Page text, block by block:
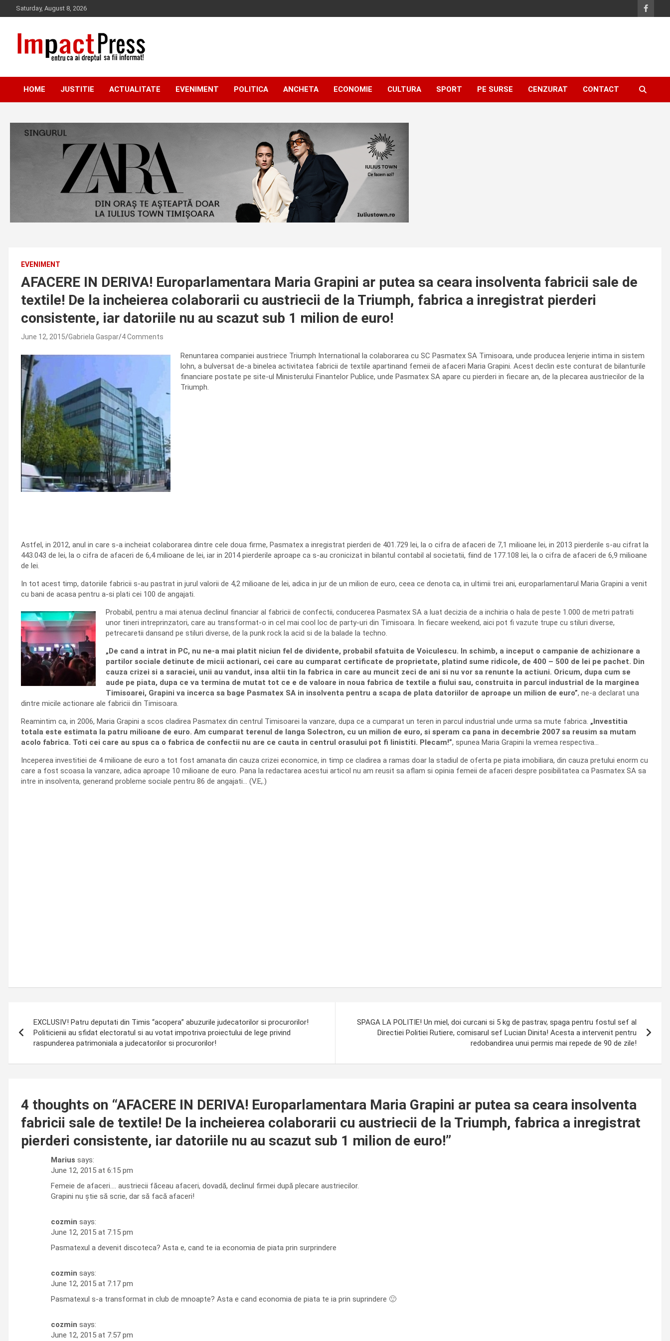
to
Saturday, August 8, 2026
IMPACTPRESS
HOME JUSTITIE ACTUALITATE EVENIMENT POLITICA ANCHETA ECONOMIE CULTURA SPORT PE SURSE CENZURAT CONTACT
EVENIMENT
AFACERE IN DERIVA! Europarlamentara Maria Grapini ar putea sa ceara insolventa fabricii sale de
textile! De la incheierea colaborarii cu austriecii de la Triumph, fabrica a inregistrat pierderi
consistente, iar datoriile nu au scazut sub 1 milion de euro!
June 12, 2015 Gabriela Gaspar 4 Comments
Renuntarea companiei austriece Triumph International la colaborarea cu SC Pasmatex SA Timisoara, unde producea lenjerie intima in sistem
lohn, a bulversat de-a binelea activitatea fabricii de textile apartinand femeii de afaceri Maria Grapini. Acest declin este conturat de bilanturile
financiare postate pe site-ul Ministerului Finantelor Publice, unde Pasmatex SA apare cu pierderi in fiecare an, de la plecarea austriecilor de la
Triumph.
Astfel, in 2012, anul in care s-a incheiat colaborarea dintre cele doua firme, Pasmatex a inregistrat pierderi de 401.729 lei, la o cifra de afaceri de 7,1 milioane lei, in 2013 pierderile s-au cifrat la
443.043 de lei, la o cifra de afaceri de 6,4 milioane de lei, iar in 2014 pierderile aproape ca s-au cronicizat in bilantul contabil al societatii, fiind de 177.108 lei, la o cifra de afaceri de 6,9 milioane
de lei.
In tot acest timp, datoriile fabricii s-au pastrat in jurul valorii de 4,2 milioane de lei, adica in jur de un milion de euro, ceea ce denota ca, in ultimii trei ani, europarlamentarul Maria Grapini a venit
cu bani de acasa pentru a-si plati cei 100 de angajati.
Probabil, pentru a mai atenua declinul financiar al fabricii de confectii, conducerea Pasmatex SA a luat decizia de a inchiria o hala de peste 1.000 de metri patrati
unor tineri intreprinzatori, care au transformat-o in cel mai cool loc de party-uri din Timisoara. In fiecare weekend, aici pot fi vazute trupe cu stiluri diverse,
petrecaretii dansand pe stiluri diverse, de la punk rock la acid si de la balade la techno.
„De cand a intrat in PC, nu ne-a mai platit niciun fel de dividente, probabil sfatuita de Voiculescu. In schimb, a inceput o campanie de achizionare a
partilor sociale detinute de micii actionari, cei care au cumparat certificate de proprietate, platind sume ridicole, de 400 – 500 de lei pe pachet. Din
cauza crizei si a saraciei, unii au vandut, insa altii tin la fabrica in care au muncit zeci de ani si nu vor sa renunte la actiuni. Oricum, dupa cum se
aude pe piata, dupa ce va termina de mutat tot ce e de valoare in noua fabrica de textile a fiului sau, construita in parcul industrial de la marginea
Timisoarei, Grapini va incerca sa bage Pasmatex SA in insolventa pentru a scapa de plata datoriilor de aproape un milion de euro”, ne-a declarat una
dintre micile actionare ale fabricii din Timisoara.
Reamintim ca, in 2006, Maria Grapini a scos cladirea Pasmatex din centrul Timisoarei la vanzare, dupa ce a cumparat un teren in parcul industrial unde urma sa mute fabrica. „Investitia
totala este estimata la patru milioane de euro. Am cumparat terenul de langa Solectron, cu un milion de euro, si speram ca pana in decembrie 2007 sa reusim sa mutam
acolo fabrica. Toti cei care au spus ca o fabrica de confectii nu are ce cauta in centrul orasului pot fi linistiti. Plecam!”, spunea Maria Grapini la vremea respectiva…
Inceperea investitiei de 4 milioane de euro a tot fost amanata din cauza crizei economice, in timp ce cladirea a ramas doar la stadiul de oferta pe piata imobiliara, din cauza pretului enorm cu
care a fost scoasa la vanzare, adica aproape 10 milioane de euro. Pana la redactarea acestui articol nu am reusit sa aflam si opinia femeii de afaceri despre posibilitatea ca Pasmatex SA sa
intre in insolventa, generand probleme sociale pentru 86 de angajati… (V.E,.)
navigation
EXCLUSIV! Patru deputati din Timis “acopera” abuzurile judecatorilor si procurorilor!
Politicienii au sfidat electoratul si au votat impotriva proiectului de lege privind
raspunderea patrimoniala a judecatorilor si procurorilor!
SPAGA LA POLITIE! Un miel, doi curcani si 5 kg de pastrav, spaga pentru fostul sef al
Directiei Politiei Rutiere, comisarul sef Lucian Dinita! Acesta a intervenit pentru
redobandirea unui permis mai repede de 90 de zile!
4 thoughts on “AFACERE IN DERIVA! Europarlamentara Maria Grapini ar putea sa ceara insolventa
fabricii sale de textile! De la incheierea colaborarii cu austriecii de la Triumph, fabrica a inregistrat
pierderi consistente, iar datoriile nu au scazut sub 1 milion de euro!”
Marius says:
June 12, 2015 at 6:15 pm
Femeie de afaceri…. austriecii făceau afaceri, dovadă, declinul firmei după plecare austriecilor.
Grapini nu știe să scrie, dar să facă afaceri!
cozmin says:
June 12, 2015 at 7:15 pm
Pasmatexul a devenit discoteca? Asta e, cand te ia economia de piata prin surprindere
cozmin says:
June 12, 2015 at 7:17 pm
Pasmatexul s-a transformat in club de mnoapte? Asta e cand economia de piata te ia prin suprindere 🙂
cozmin says:
June 12, 2015 at 7:57 pm